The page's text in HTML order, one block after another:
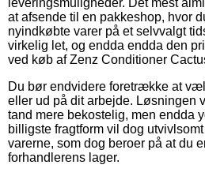
at afsende til en pakkeshop, hvor
nyindkøbte varer på et selvvalgt
virkelig let, og endda endda den
ved køb af Zenz Conditioner
Du bør endvidere foretrække at
eller ud på dit arbejde. Løsningen
tand mere bekostelig, men endda
billigste fragtform vil dog
varerne, som dog beroer på at du
forhandlerens lager.